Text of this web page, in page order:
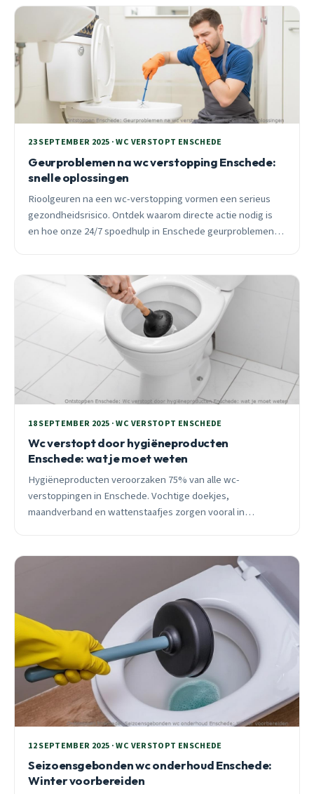
23 SEPTEMBER 2025 · WC VERSTOPT ENSCHEDE
Geurproblemen na wc verstopping Enschede:
snelle oplossingen
Rioolgeuren na een wc-verstopping vormen een serieus
gezondheidsrisico. Ontdek waarom directe actie nodig is
en hoe onze 24/7 spoedhulp in Enschede geurproblemen
18 SEPTEMBER 2025 · WC VERSTOPT ENSCHEDE
Wc verstopt door hygiëneproducten
Enschede: wat je moet weten
Hygiëneproducten veroorzaken 75% van alle wc-
verstoppingen in Enschede. Vochtige doekjes,
maandverband en wattenstaafjes zorgen vooral in
12 SEPTEMBER 2025 · WC VERSTOPT ENSCHEDE
Seizoensgebonden wc onderhoud Enschede:
Winter voorbereiden